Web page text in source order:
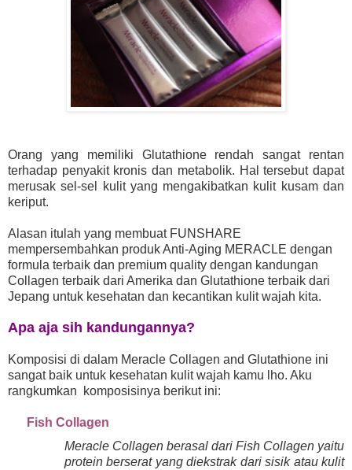
Orang yang memiliki Glutathione rendah sangat rentan
terhadap penyakit kronis dan metabolik. Hal tersebut dapat
merusak sel-sel kulit yang mengakibatkan kulit kusam dan
keriput.
Alasan itulah yang membuat FUNSHARE
mempersembahkan produk Anti-Aging MERACLE dengan
formula terbaik dan premium quality dengan kandungan
Collagen terbaik dari Amerika dan Glutathione terbaik dari
Jepang untuk kesehatan dan kecantikan kulit wajah kita.
Apa aja sih kandungannya?
Komposisi di dalam Meracle Collagen and Glutathione ini
sangat baik untuk kesehatan kulit wajah kamu lho. Aku
rangkumkan komposisinya berikut ini:
Fish Collagen
Meracle Collagen berasal dari Fish Collagen yaitu
protein berserat yang diekstrak dari sisik atau kulit